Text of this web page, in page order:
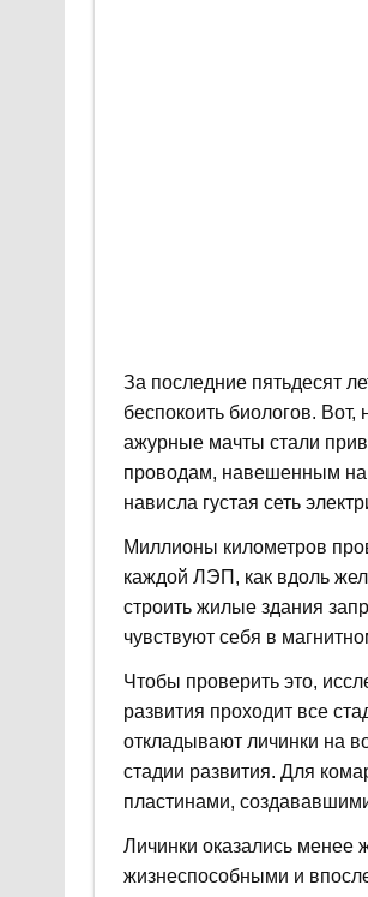
За последние пятьдесят
беспокоить биологов.
ажурные мачты стали
проводам, навешенным на
нависла густая сеть
Миллионы километров
каждой ЛЭП, как вдоль
строить жилые здания
чувствуют себя в
Чтобы проверить это,
развития проходит все
откладывают личинки на
стадии развития. Для
пластинами,
Личинки оказались менее
жизнеспособными и